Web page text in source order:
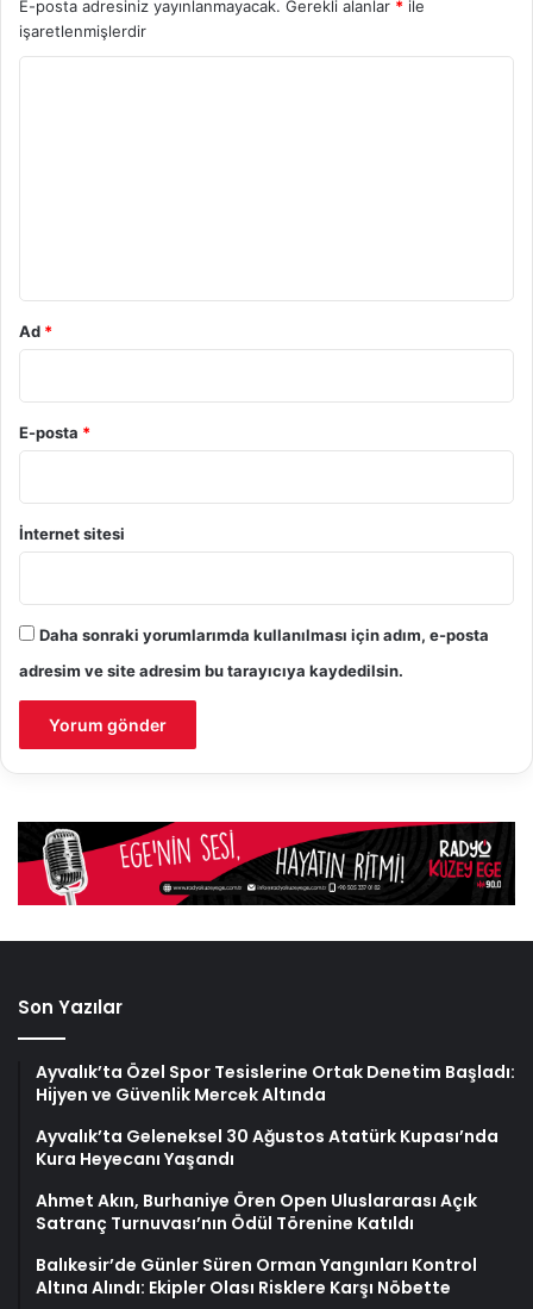
E-posta adresiniz yayınlanmayacak. Gerekli alanlar * ile
işaretlenmişlerdir
Ad *
E-posta *
İnternet sitesi
Daha sonraki yorumlarımda kullanılması için adım, e-posta
adresim ve site adresim bu tarayıcıya kaydedilsin.
Son Yazılar
Ayvalık’ta Özel Spor Tesislerine Ortak Denetim Başladı:
Hijyen ve Güvenlik Mercek Altında
Ayvalık’ta Geleneksel 30 Ağustos Atatürk Kupası’nda
Kura Heyecanı Yaşandı
Ahmet Akın, Burhaniye Ören Open Uluslararası Açık
Satranç Turnuvası’nın Ödül Törenine Katıldı
Balıkesir’de Günler Süren Orman Yangınları Kontrol
Altına Alındı: Ekipler Olası Risklere Karşı Nöbette